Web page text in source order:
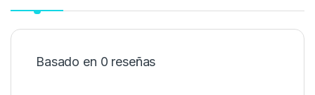
Basado en 0 reseñas